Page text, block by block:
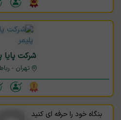
شرکت پایا
تهران -
بنگاه خود را حرفه ای کنید